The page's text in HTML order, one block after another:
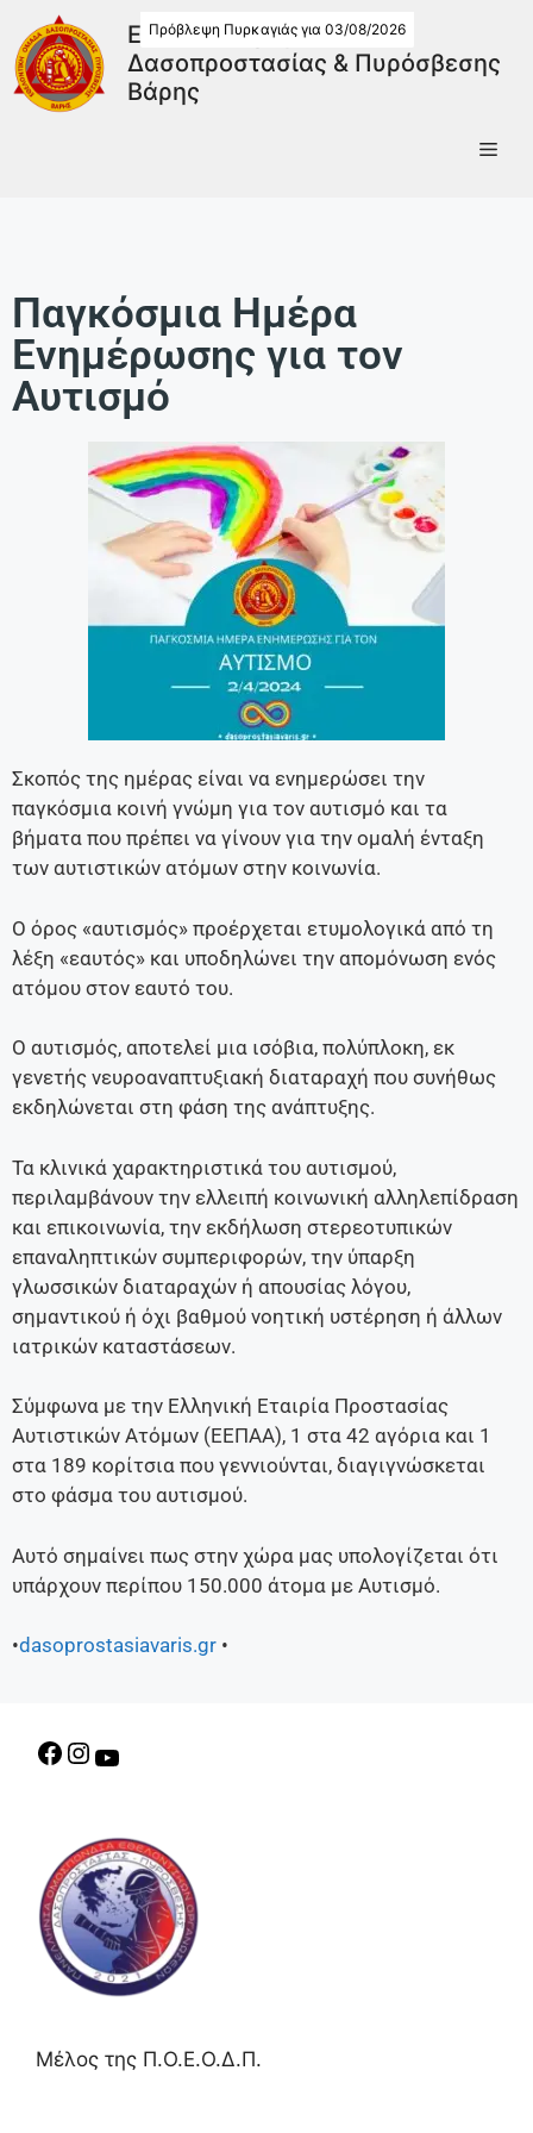
Εθελοντική Ομάδα
Δασοπροστασίας & Πυρόσβεσης
Βάρης
Πρόβλεψη Πυρκαγιάς για 03/08/2026
Παγκόσμια Ημέρα
Ενημέρωσης για τον
Αυτισμό
Σκοπός της ημέρας είναι να ενημερώσει την
παγκόσμια κοινή γνώμη για τον αυτισμό και τα
βήματα που πρέπει να γίνουν για την ομαλή ένταξη
των αυτιστικών ατόμων στην κοινωνία.
Ο όρος «αυτισμός» προέρχεται ετυμολογικά από τη
λέξη «εαυτός» και υποδηλώνει την απομόνωση ενός
ατόμου στον εαυτό του.
Ο αυτισμός, αποτελεί μια ισόβια, πολύπλοκη, εκ
γενετής νευροαναπτυξιακή διαταραχή που συνήθως
εκδηλώνεται στη φάση της ανάπτυξης.
Τα κλινικά χαρακτηριστικά του αυτισμού,
περιλαμβάνουν την ελλειπή κοινωνική αλληλεπίδραση
και επικοινωνία, την εκδήλωση στερεοτυπικών
επαναληπτικών συμπεριφορών, την ύπαρξη
γλωσσικών διαταραχών ή απουσίας λόγου,
σημαντικού ή όχι βαθμού νοητική υστέρηση ή άλλων
ιατρικών καταστάσεων.
Σύμφωνα με την Ελληνική Εταιρία Προστασίας
Αυτιστικών Ατόμων (ΕΕΠΑΑ), 1 στα 42 αγόρια και 1
στα 189 κορίτσια που γεννιούνται, διαγιγνώσκεται
στο φάσμα του αυτισμού.
Αυτό σημαίνει πως στην χώρα μας υπολογίζεται ότι
υπάρχουν περίπου 150.000 άτομα με Αυτισμό.
•dasoprostasiavaris.gr •
Μέλος της Π.Ο.Ε.Ο.Δ.Π.